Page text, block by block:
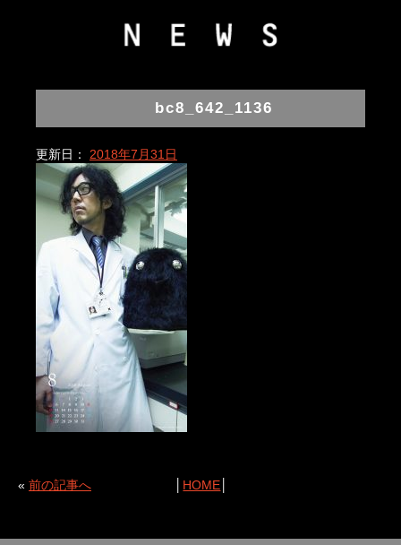
bc8_642_1136
更新日： 2018年7月31日
« 前の記事へ HOME